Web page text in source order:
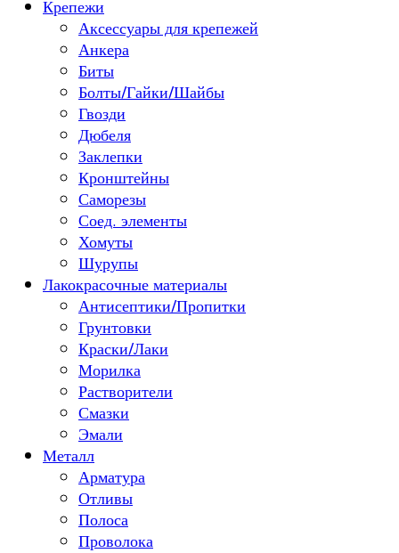
Крепежи
Аксессуары для крепежей
Анкера
Биты
Болты/Гайки/Шайбы
Гвозди
Дюбеля
Заклепки
Кронштейны
Саморезы
Соед. элементы
Хомуты
Шурупы
Лакокрасочные материалы
Антисептики/Пропитки
Грунтовки
Краски/Лаки
Морилка
Растворители
Смазки
Эмали
Металл
Арматура
Отливы
Полоса
Проволока